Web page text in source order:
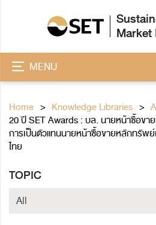
Market
MENU
Home Knowledge Libraries
20 ปี SET Awards : บล. นายหน้าซื้อขา
การเป็นตัวแทนนายหน้าซื้อขายหลักทรัพ
ไทย
TOPIC